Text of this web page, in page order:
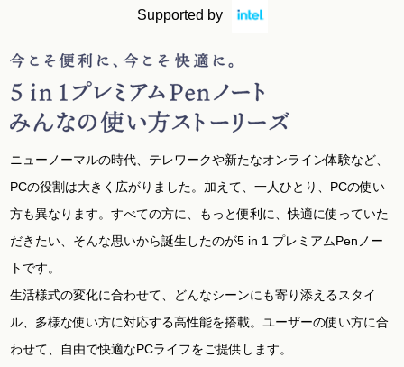
Supported by
ニューノーマルの時代、テレワークや新たなオンライン体験など、
PCの役割は大きく広がりました。加えて、一人ひとり、PCの使い
方も異なります。すべての方に、もっと便利に、快適に使っていた
だきたい、そんな思いから誕生したのが5 in 1 プレミアムPenノー
トです。
生活様式の変化に合わせて、どんなシーンにも寄り添えるスタイ
ル、多様な使い方に対応する高性能を搭載。ユーザーの使い方に合
わせて、自由で快適なPCライフをご提供します。